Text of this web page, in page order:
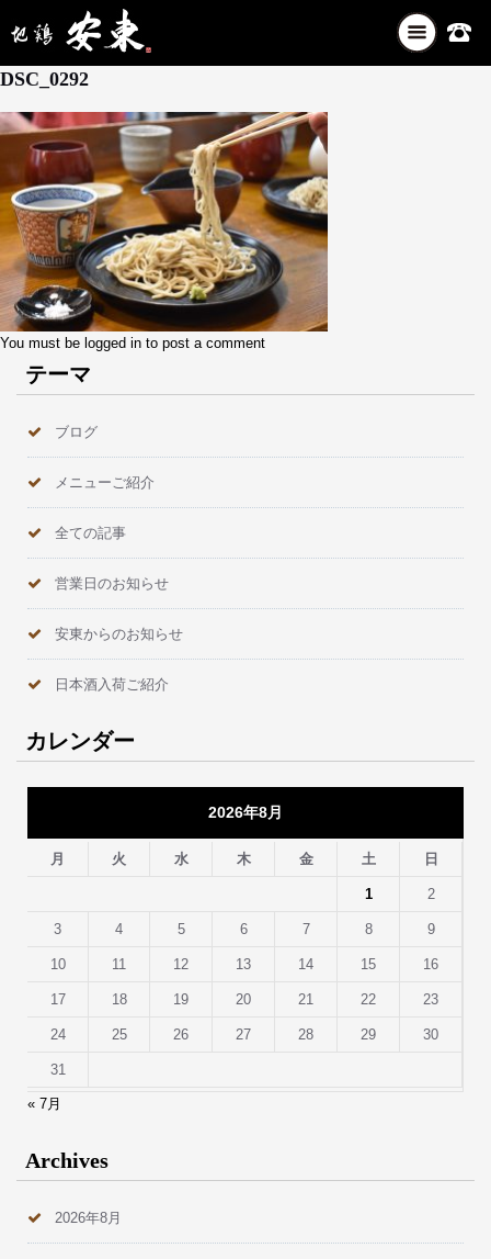
ナ
ビ
1月 30, 2026
DSC_0292
You must be logged in to post a comment
テーマ
ブログ
メニューご紹介
全ての記事
営業日のお知らせ
安東からのお知らせ
日本酒入荷ご紹介
カレンダー
2026年8月
月 火 水 木 金 土 日
1 2
3 4 5 6 7 8 9
10 11 12 13 14 15 16
17 18 19 20 21 22 23
24 25 26 27 28 29 30
31
« 7月
Archives
2026年8月